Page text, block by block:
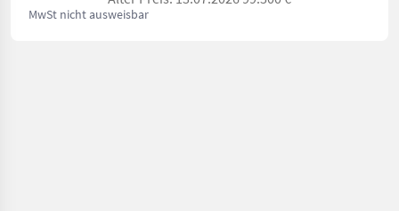
MwSt nicht ausweisbar